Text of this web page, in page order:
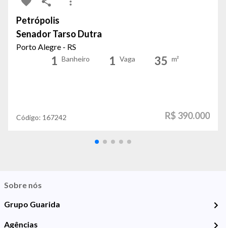
Petrópolis
Senador Tarso Dutra
Porto Alegre - RS
1 Banheiro 1 Vaga 35 m²
Código: 167242 R$ 390.000
Sobre nós
Grupo Guarida
Agências